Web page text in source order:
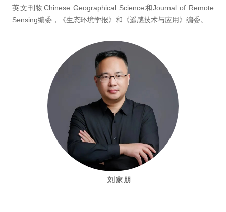
英文刊物Chinese Geographical Science和Journal of Remote
Sensing编委，《生态环境学报》和《遥感技术与应用》编委。
刘家朋